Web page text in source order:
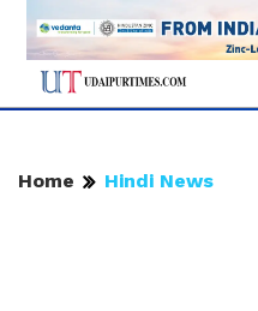
Home Hindi News